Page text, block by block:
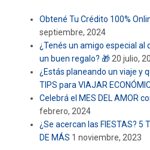
Obtené Tu Crédito 100%
septiembre, 2024
¿Tenés un amigo especial al
un buen regalo? 🎁 20 julio,
¿Estás planeando un viaje y
TIPS para VIAJAR
Celebrá el MES DEL AMOR
febrero, 2024
¿Se acercan las FIESTAS? 5
DE MÁS 1 noviembre, 2023